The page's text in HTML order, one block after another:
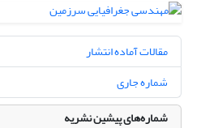
مقالات آماده انتشار
شماره جاری
شماره‌های پیشین نشریه